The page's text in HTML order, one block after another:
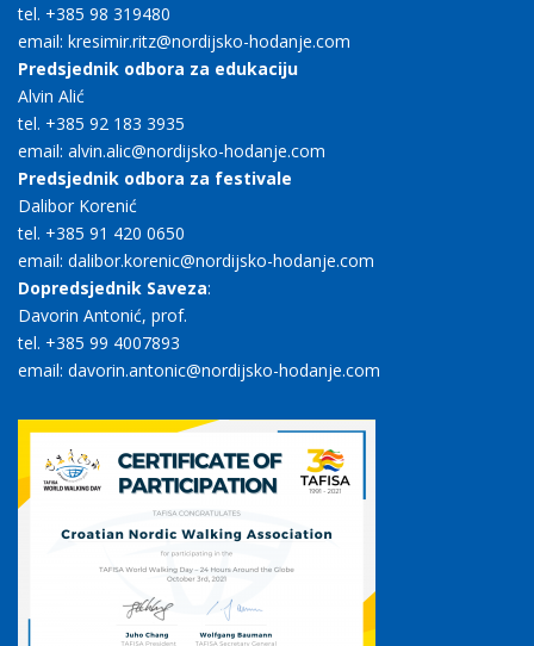
tel. +385 98 319480
email: kresimir.ritz@nordijsko-hodanje.com
Predsjednik odbora za edukaciju
Alvin Alić
tel. +385 92 183 3935
email: alvin.alic@nordijsko-hodanje.com
Predsjednik odbora za festivale
Dalibor Korenić
tel. +385 91 420 0650
email: dalibor.korenic@nordijsko-hodanje.com
Dopredsjednik Saveza:
Davorin Antonić, prof.
tel. +385 99 4007893
email: davorin.antonic@nordijsko-hodanje.com